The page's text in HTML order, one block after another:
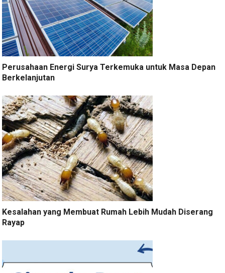
Perusahaan Energi Surya Terkemuka untuk Masa Depan
Berkelanjutan
Kesalahan yang Membuat Rumah Lebih Mudah Diserang
Rayap